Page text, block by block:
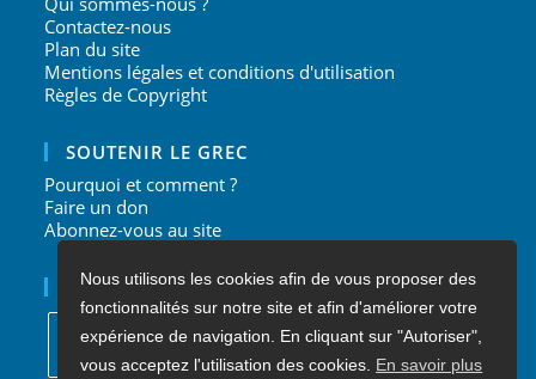
Contactez-nous
Plan du site
Mentions légales et conditions d'utilisation
Règles de Copyright
SOUTENIR LE GREC
Pourquoi et comment ?
Faire un don
Abonnez-vous au site
NOUS SUIVRE
Nous utilisons les cookies afin de vous proposer des
fonctionnalités sur notre site et afin d'améliorer votre
expérience de navigation. En cliquant sur "Autoriser",
vous acceptez l'utilisation des cookies. En savoir plus